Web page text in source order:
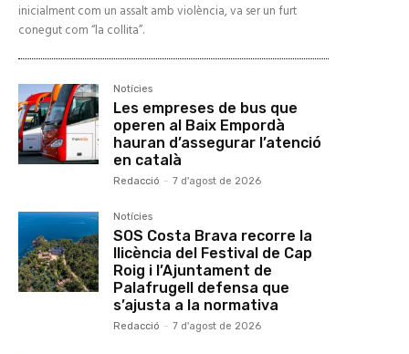
inicialment com un assalt amb violència, va ser un furt
conegut com “la collita”.
Notícies
Les empreses de bus que
operen al Baix Empordà
hauran d’assegurar l’atenció
en català
Redacció - 7 d'agost de 2026
Notícies
SOS Costa Brava recorre la
llicència del Festival de Cap
Roig i l’Ajuntament de
Palafrugell defensa que
s’ajusta a la normativa
Redacció - 7 d'agost de 2026